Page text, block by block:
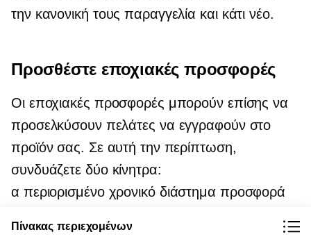
την κανονική τους παραγγελία και κάτι νέο.
Προσθέστε εποχιακές προσφορές
Οι εποχιακές προσφορές μπορούν επίσης να
προσελκύσουν πελάτες να εγγραφούν στο
προϊόν σας. Σε αυτή την περίπτωση,
συνδυάζετε δύο κίνητρα:
α περιορισμένο χρονικό διάστημα προσφορά
Πίνακας περιεχομένων